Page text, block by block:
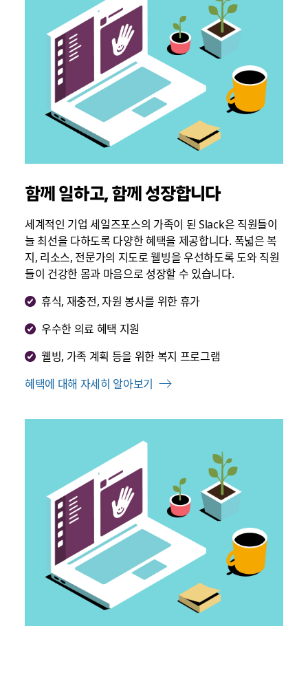
함께 일하고, 함께 성장합니다
세계적인 기업 세일즈포스의 가족이 된 Slack은 직원들이
늘 최선을 다하도록 다양한 혜택을 제공합니다. 폭넓은 복
지, 리소스, 전문가의 지도로 웰빙을 우선하도록 도와 직원
들이 건강한 몸과 마음으로 성장할 수 있습니다.
휴식, 재충전, 자원 봉사를 위한 휴가
우수한 의료 혜택 지원
웰빙, 가족 계획 등을 위한 복지 프로그램
혜택에 대해 자세히 알아보기